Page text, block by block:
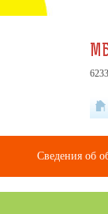
Сведения об